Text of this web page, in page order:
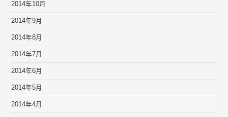
2014年10月
2014年9月
2014年8月
2014年7月
2014年6月
2014年5月
2014年4月